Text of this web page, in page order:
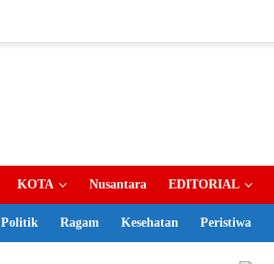
KOTA Nusantara EDITORIAL
Politik Ragam Kesehatan Peristiwa